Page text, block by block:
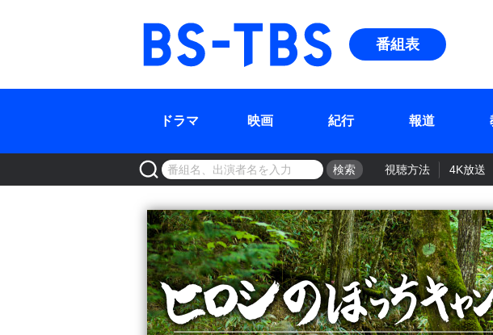
BS-TBS
番組表
ドラマ 映画 紀行 報道
検索 視聴方法 4K放送